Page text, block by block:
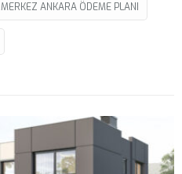
MERKEZ ANKARA ÖDEME PLANI